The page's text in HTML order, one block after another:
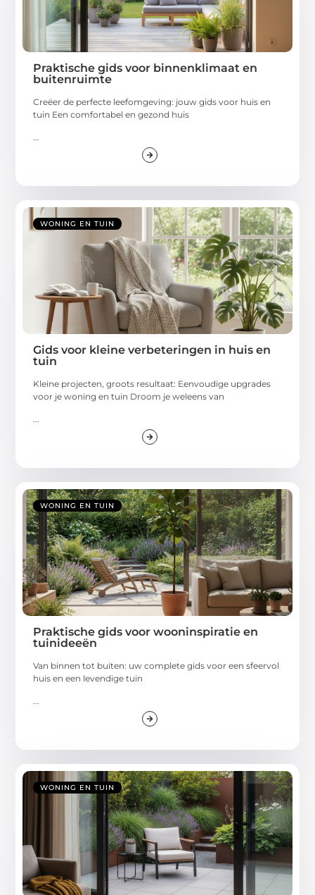
Praktische gids voor binnenklimaat en
buitenruimte
Creëer de perfecte leefomgeving: jouw gids voor huis en
tuin Een comfortabel en gezond huis
WONING EN TUIN
Gids voor kleine verbeteringen in huis en
tuin
Kleine projecten, groots resultaat: Eenvoudige upgrades
voor je woning en tuin Droom je weleens van
WONING EN TUIN
Praktische gids voor wooninspiratie en
tuinideeën
Van binnen tot buiten: uw complete gids voor een sfeervol
huis en een levendige tuin
WONING EN TUIN